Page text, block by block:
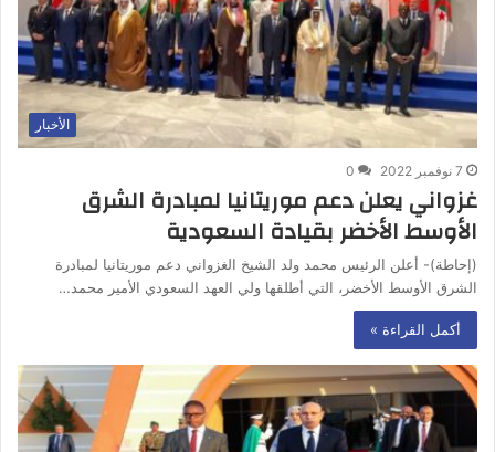
الأخبار
7 نوفمبر 2022 0
غزواني يعلن دعم موريتانيا لمبادرة الشرق
الأوسط الأخضر بقيادة السعودية
(إحاطة)- أعلن الرئيس محمد ولد الشيخ الغزواني دعم موريتانيا لمبادرة
الشرق الأوسط الأخضر، التي أطلقها ولي العهد السعودي الأمير محمد…
أكمل القراءة »